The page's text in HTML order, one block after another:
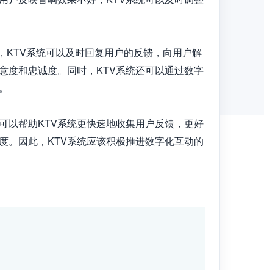
系统可以及时回复用户的反馈，向用户解
度和忠诚度。同时，KTV系统还可以通过数字
以帮助KTV系统更快速地收集用户反馈，更好
。因此，KTV系统应该积极推进数字化互动的